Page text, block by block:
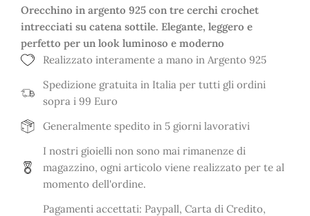
Orecchino in argento 925 con tre cerchi crochet
intrecciati su catena sottile. Elegante, leggero e
perfetto per un look luminoso e moderno
Realizzato interamente a mano in Argento 925
Spedizione gratuita in Italia per tutti gli ordini
sopra i 99 Euro
Generalmente spedito in 5 giorni lavorativi
I nostri gioielli non sono mai rimanenze di
magazzino, ogni articolo viene realizzato per te al
momento dell'ordine.
Pagamenti accettati: Paypall, Carta di Credito,